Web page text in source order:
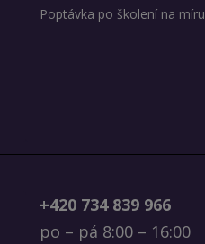
Poptávka po školení na míru
+420 734 839 966
po – pá 8:00 – 16:00